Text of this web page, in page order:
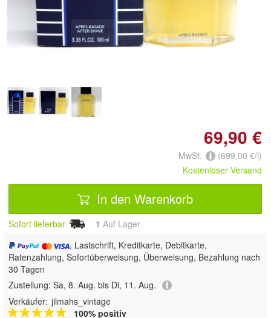
Doppelt antippen zum
vergrößern
69,90 €
MwSt.
(699,00 €/l)
Kostenloser Versand
In den Warenkorb
Sofort lieferbar 1 Auf Lager
, Lastschrift, Kreditkarte, Debitkarte,
Ratenzahlung, Sofortüberweisung, Überweisung, Bezahlung nach
30 Tagen
Zustellung: Sa, 8. Aug. bis Di, 11. Aug.
Verkäufer: jilmahs_vintage
100% positiv